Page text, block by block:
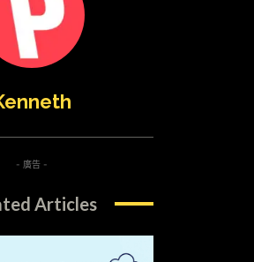
- 廣告 -
Articles